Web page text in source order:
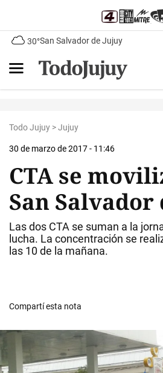
30°San Salvador de Jujuy
Todo Jujuy >Jujuy
30 de marzo de 2017 - 11:46
CTA se
San Salvador
Las dos CTA se suman a la
lucha. La concentración se
las 10 de la mañana.
Compartí esta nota